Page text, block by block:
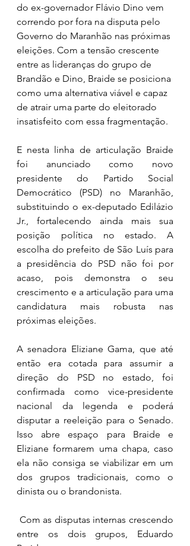
do ex-governador Flávio Dino vem
correndo por fora na disputa pelo
Governo do Maranhão nas próximas
eleições. Com a tensão crescente
entre as lideranças do grupo de
Brandão e Dino, Braide se posiciona
como uma alternativa viável e capaz
de atrair uma parte do eleitorado
insatisfeito com essa fragmentação.
E nesta linha de articulação Braide
foi anunciado como novo
presidente do Partido Social
Democrático (PSD) no Maranhão,
substituindo o ex-deputado Edilázio
Jr., fortalecendo ainda mais sua
posição política no estado. A
escolha do prefeito de São Luís para
a presidência do PSD não foi por
acaso, pois demonstra o seu
crescimento e a articulação para uma
candidatura mais robusta nas
próximas eleições.
A senadora Eliziane Gama, que até
então era cotada para assumir a
direção do PSD no estado, foi
confirmada como vice-presidente
nacional da legenda e poderá
disputar a reeleição para o Senado.
Isso abre espaço para Braide e
Eliziane formarem uma chapa, caso
ela não consiga se viabilizar em um
dos grupos tradicionais, como o
dinista ou o brandonista.
Com as disputas internas crescendo
entre os dois grupos, Eduardo